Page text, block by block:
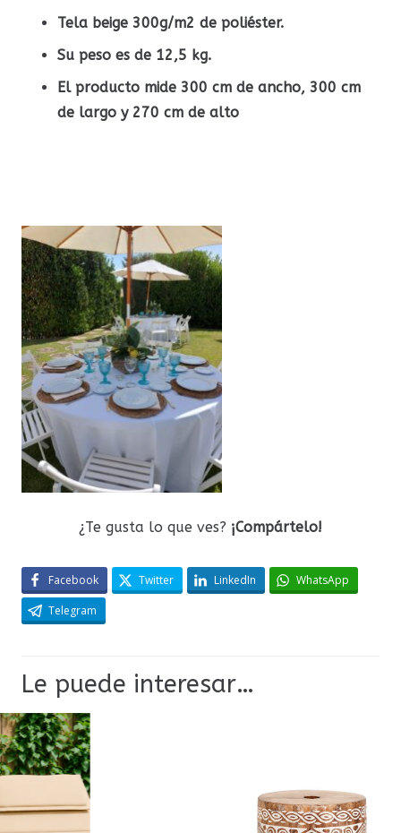
Tela beige 300g/m2 de poliéster.
Su peso es de 12,5 kg.
El producto mide 300 cm de ancho, 300 cm
de largo y 270 cm de alto
¿Te gusta lo que ves? ¡Compártelo!
Facebook Twitter LinkedIn
WhatsApp
Telegram
Le puede interesar…